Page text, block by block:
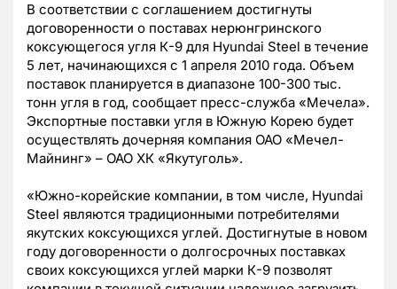
В соответствии с соглашением достигнуты
договоренности о поставах нерюнгринского
коксующегося угля К-9 для Hyundai Steel в течение
5 лет, начинающихся с 1 апреля 2010 года. Объем
поставок планируется в диапазоне 100-300 тыс.
тонн угля в год, сообщает пресс-служба «Мечела».
Экспортные поставки угля в Южную Корею будет
осуществлять дочерняя компания ОАО «Мечел-
Майнинг» – ОАО ХК «Якутуголь».
«Южно-корейские компании, в том числе, Hyundai
Steel являются традиционными потребителями
якутских коксующихся углей. Достигнутые в новом
году договоренности о долгосрочных поставках
своих коксующихся углей марки К-9 позволят